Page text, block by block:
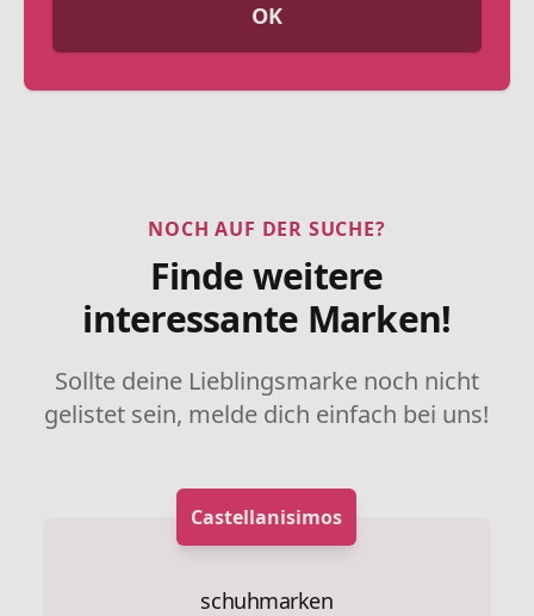
OK
NOCH AUF DER SUCHE?
Finde weitere
interessante Marken!
Sollte deine Lieblingsmarke noch nicht
gelistet sein, melde dich einfach bei uns!
Castellanisimos
schuhmarken